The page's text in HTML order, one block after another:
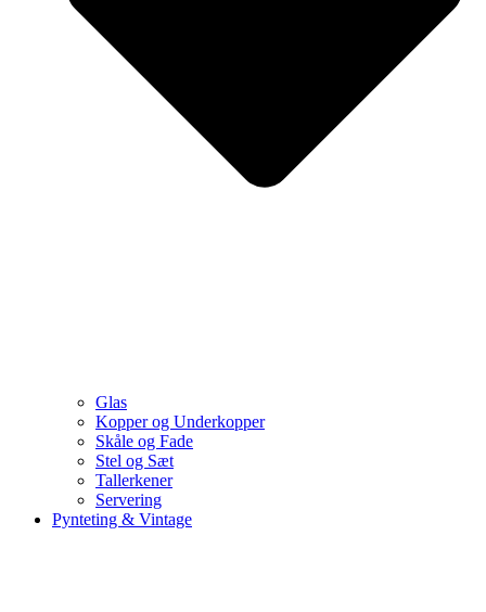
Glas
Kopper og Underkopper
Skåle og Fade
Stel og Sæt
Tallerkener
Servering
Pynteting & Vintage